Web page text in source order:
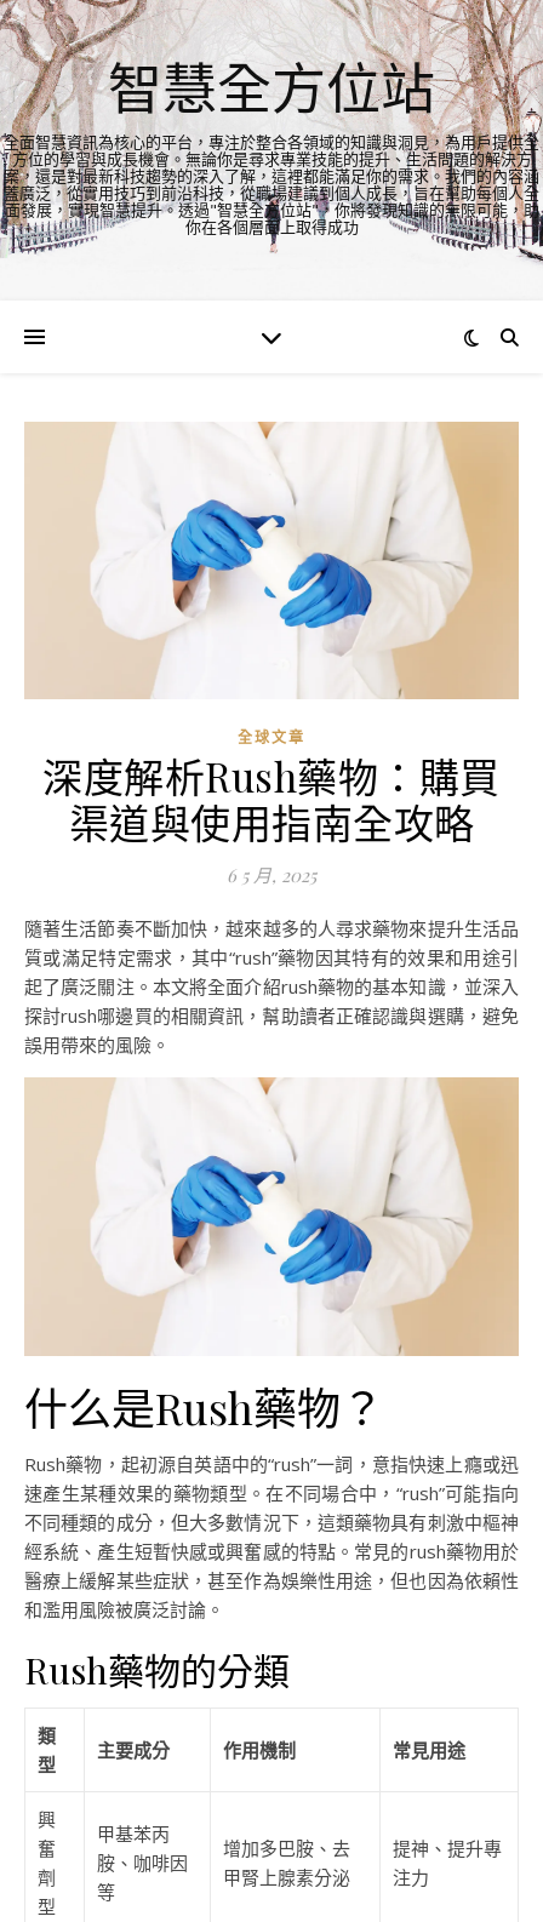
智慧全方位站
全面智慧資訊為核心的平台，專注於整合各領域的知識與洞見，為用戶提供全
方位的學習與成長機會。無論你是尋求專業技能的提升、生活問題的解決方
案，還是對最新科技趨勢的深入了解，這裡都能滿足你的需求。我們的內容涵
蓋廣泛，從實用技巧到前沿科技，從職場建議到個人成長，旨在幫助每個人全
面發展，實現智慧提升。透過"智慧全方位站"，你將發現知識的無限可能，助
你在各個層面上取得成功
全球文章
深度解析Rush藥物：購買
渠道與使用指南全攻略
6 5 月, 2025
隨著生活節奏不斷加快，越來越多的人尋求藥物來提升生活品
質或滿足特定需求，其中“rush”藥物因其特有的效果和用途引
起了廣泛關注。本文將全面介紹rush藥物的基本知識，並深入
探討rush哪邊買的相關資訊，幫助讀者正確認識與選購，避免
誤用帶來的風險。
什么是Rush藥物？
Rush藥物，起初源自英語中的“rush”一詞，意指快速上癮或迅
速產生某種效果的藥物類型。在不同場合中，“rush”可能指向
不同種類的成分，但大多數情況下，這類藥物具有刺激中樞神
經系統、產生短暫快感或興奮感的特點。常見的rush藥物用於
醫療上緩解某些症狀，甚至作為娛樂性用途，但也因為依賴性
和濫用風險被廣泛討論。
Rush藥物的分類
類
型
主要成分 作用機制 常見用途
興
奮
劑
型
甲基苯丙
胺、咖啡因
等
增加多巴胺、去
甲腎上腺素分泌
提神、提升專
注力